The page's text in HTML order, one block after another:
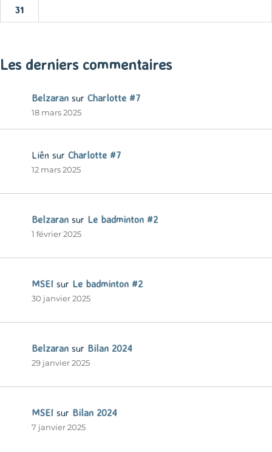
31
Les derniers commentaires
Belzaran sur Charlotte #7
18 mars 2025
Liên sur Charlotte #7
12 mars 2025
Belzaran sur Le badminton #2
1 février 2025
MSEI sur Le badminton #2
30 janvier 2025
Belzaran sur Bilan 2024
29 janvier 2025
MSEI sur Bilan 2024
7 janvier 2025